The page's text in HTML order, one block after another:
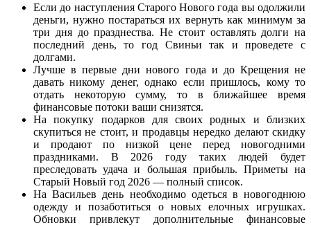
Если до наступления Старого Нового года вы одолжили
деньги, нужно постараться их вернуть как минимум за
три дня до празднества. Не стоит оставлять долги на
последний день, то год Свиньи так и проведете с
долгами.
Лучше в первые дни нового года и до Крещения не
давать никому денег, однако если пришлось, кому то
отдать некоторую сумму, то в ближайшее время
финансовые потоки ваши снизятся.
На покупку подарков для своих родных и близких
скупиться не стоит, и продавцы нередко делают скидку
и продают по низкой цене перед новогодними
праздниками. В 2026 году таких людей будет
преследовать удача и большая прибыль. Приметы на
Старый Новый год 2026 — полный список.
На Васильев день необходимо одеться в новогоднюю
одежду и позаботиться о новых елочных игрушках.
Обновки привлекут дополнительные финансовые